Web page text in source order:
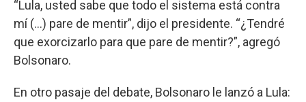
“Lula, usted sabe que todo el sistema está contra
mí (...) pare de mentir”, dijo el presidente. “¿Tendré
que exorcizarlo para que pare de mentir?”, agregó
Bolsonaro.
En otro pasaje del debate, Bolsonaro le lanzó a Lula: